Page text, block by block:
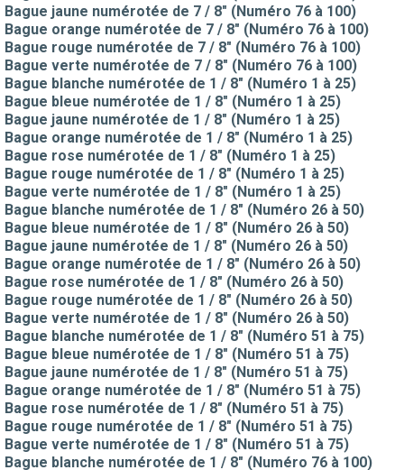
Bague jaune numérotée de 7 / 8" (Numéro 76 à 100)
Bague orange numérotée de 7 / 8" (Numéro 76 à 100)
Bague rouge numérotée de 7 / 8" (Numéro 76 à 100)
Bague verte numérotée de 7 / 8" (Numéro 76 à 100)
Bague blanche numérotée de 1 / 8" (Numéro 1 à 25)
Bague bleue numérotée de 1 / 8" (Numéro 1 à 25)
Bague jaune numérotée de 1 / 8" (Numéro 1 à 25)
Bague orange numérotée de 1 / 8" (Numéro 1 à 25)
Bague rose numérotée de 1 / 8" (Numéro 1 à 25)
Bague rouge numérotée de 1 / 8" (Numéro 1 à 25)
Bague verte numérotée de 1 / 8" (Numéro 1 à 25)
Bague blanche numérotée de 1 / 8" (Numéro 26 à 50)
Bague bleue numérotée de 1 / 8" (Numéro 26 à 50)
Bague jaune numérotée de 1 / 8" (Numéro 26 à 50)
Bague orange numérotée de 1 / 8" (Numéro 26 à 50)
Bague rose numérotée de 1 / 8" (Numéro 26 à 50)
Bague rouge numérotée de 1 / 8" (Numéro 26 à 50)
Bague verte numérotée de 1 / 8" (Numéro 26 à 50)
Bague blanche numérotée de 1 / 8" (Numéro 51 à 75)
Bague bleue numérotée de 1 / 8" (Numéro 51 à 75)
Bague jaune numérotée de 1 / 8" (Numéro 51 à 75)
Bague orange numérotée de 1 / 8" (Numéro 51 à 75)
Bague rose numérotée de 1 / 8" (Numéro 51 à 75)
Bague rouge numérotée de 1 / 8" (Numéro 51 à 75)
Bague verte numérotée de 1 / 8" (Numéro 51 à 75)
Bague blanche numérotée de 1 / 8" (Numéro 76 à 100)